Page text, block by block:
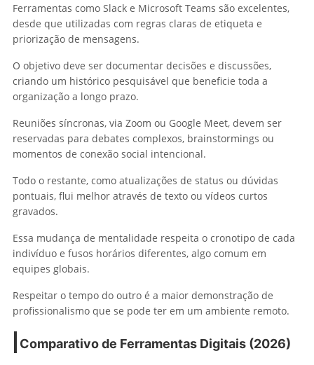
Ferramentas como Slack e Microsoft Teams são excelentes,
desde que utilizadas com regras claras de etiqueta e
priorização de mensagens.
O objetivo deve ser documentar decisões e discussões,
criando um histórico pesquisável que beneficie toda a
organização a longo prazo.
Reuniões síncronas, via Zoom ou Google Meet, devem ser
reservadas para debates complexos, brainstormings ou
momentos de conexão social intencional.
Todo o restante, como atualizações de status ou dúvidas
pontuais, flui melhor através de texto ou vídeos curtos
gravados.
Essa mudança de mentalidade respeita o cronotipo de cada
indivíduo e fusos horários diferentes, algo comum em
equipes globais.
Respeitar o tempo do outro é a maior demonstração de
profissionalismo que se pode ter em um ambiente remoto.
Comparativo de Ferramentas Digitais (2026)